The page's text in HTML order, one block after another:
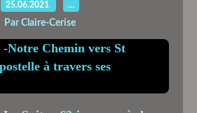
25.06.2021 …
Par Claire-Cerise